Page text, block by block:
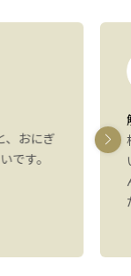
、おにぎ
です。